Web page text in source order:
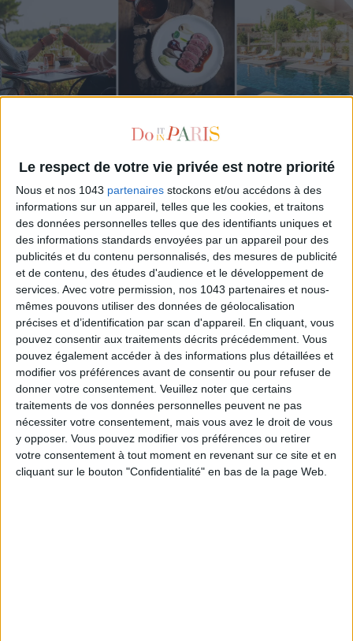
Le respect de votre vie privée est notre priorité
Nous et nos 1043 partenaires stockons et/ou accédons à des
informations sur un appareil, telles que les cookies, et traitons
des données personnelles telles que des identifiants uniques et
des informations standards envoyées par un appareil pour des
publicités et du contenu personnalisés, des mesures de publicité
et de contenu, des études d'audience et le développement de
services. Avec votre permission, nos 1043 partenaires et nous-
mêmes pouvons utiliser des données de géolocalisation
précises et d’identification par scan d'appareil. En cliquant, vous
pouvez consentir aux traitements décrits précédemment. Vous
pouvez également accéder à des informations plus détaillées et
modifier vos préférences avant de consentir ou pour refuser de
donner votre consentement. Veuillez noter que certains
traitements de vos données personnelles peuvent ne pas
nécessiter votre consentement, mais vous avez le droit de vous
y opposer. Vous pouvez modifier vos préférences ou retirer
votre consentement à tout moment en revenant sur ce site et en
cliquant sur le bouton "Confidentialité" en bas de la page Web.
LES MEILLEURS HÔTELS POUR UN WEEK-END SPA ET GASTRONOMIE
5 BONS ROMANS EN FORMAT POCHE À DÉVORER CET ÉTÉ